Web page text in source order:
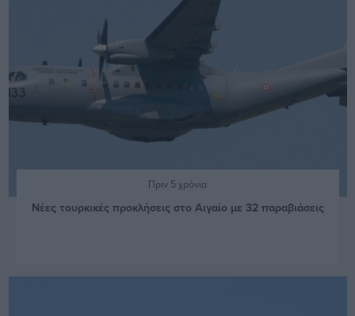
Πριν 5 χρόνια
Νέες τουρκικές προκλήσεις στο Αιγαίο με 32 παραβιάσεις